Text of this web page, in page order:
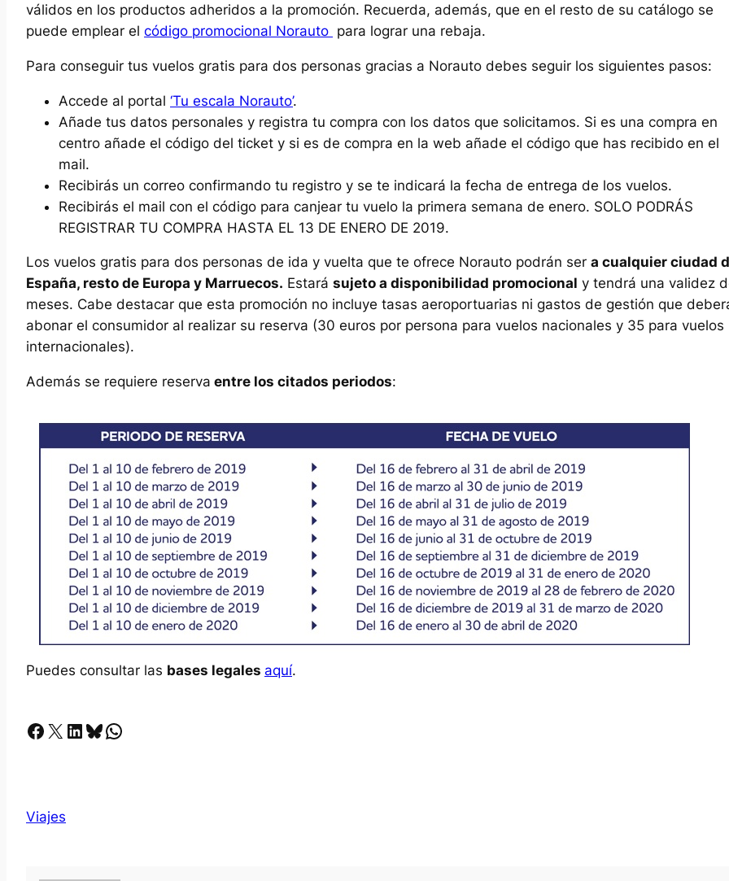
válidos en los productos adheridos a la promoción. Recuerda, además, que en el resto de su catálogo se
puede emplear el código promocional Norauto para lograr una rebaja.
Para conseguir tus vuelos gratis para dos personas gracias a Norauto debes seguir los siguientes pasos:
Accede al portal ‘Tu escala Norauto’.
Añade tus datos personales y registra tu compra con los datos que solicitamos. Si es una compra en
centro añade el código del ticket y si es de compra en la web añade el código que has recibido en el
mail.
Recibirás un correo confirmando tu registro y se te indicará la fecha de entrega de los vuelos.
Recibirás el mail con el código para canjear tu vuelo la primera semana de enero. SOLO PODRÁS
REGISTRAR TU COMPRA HASTA EL 13 DE ENERO DE 2019.
Los vuelos gratis para dos personas de ida y vuelta que te ofrece Norauto podrán ser a cualquier ciudad
España, resto de Europa y Marruecos. Estará sujeto a disponibilidad promocional y tendrá una validez
meses. Cabe destacar que esta promoción no incluye tasas aeroportuarias ni gastos de gestión que
abonar el consumidor al realizar su reserva (30 euros por persona para vuelos nacionales y 35 para vuelos
internacionales).
Además se requiere reserva entre los citados periodos:
Puedes consultar las bases legales aquí.
Facebook X LinkedIn Bluesky Whatsapp
Viajes